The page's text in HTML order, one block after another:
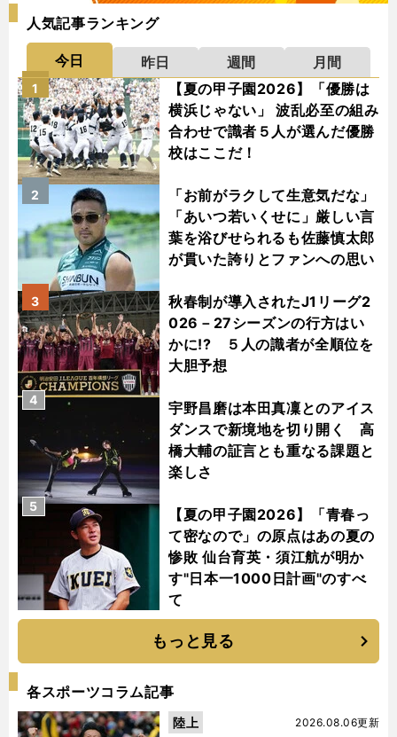
人気記事ランキング
今日 昨日 週間
月間
【夏の甲子園2026】「優勝は
横浜じゃない」 波乱必至の組み
合わせで識者５人が選んだ優勝
校はここだ！
1
「お前がラクして生意気だな」
「あいつ若いくせに」厳しい言
葉を浴びせられるも佐藤慎太郎
が貫いた誇りとファンへの思い
2
秋春制が導入されたJ1リーグ2
026－27シーズンの行方はい
かに!? ５人の識者が全順位を
大胆予想
3
宇野昌磨は本田真凜とのアイス
ダンスで新境地を切り開く 高
橋大輔の証言とも重なる課題と
楽しさ
4
【夏の甲子園2026】「青春っ
て密なので」の原点はあの夏の
惨敗 仙台育英・須江航が明か
す"日本一1000日計画"のすべ
て
5
もっと見る
各スポーツコラム記事
2026.08.06更新
陸上